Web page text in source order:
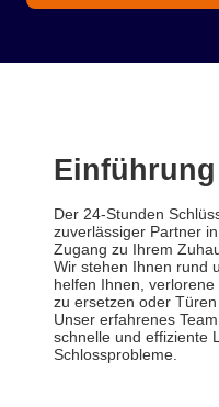
Einführung
Der 24-Stunden
zuverlässiger Partner
Zugang zu Ihrem
Wir stehen Ihnen rund
helfen Ihnen,
zu ersetzen oder
Unser erfahrenes
schnelle und effiziente
Schlossprobleme.